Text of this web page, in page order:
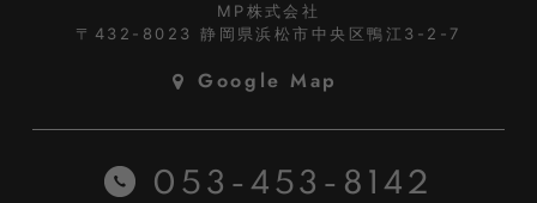
MP株式会社
〒432-8023静岡県浜松市中央区鴨江3-2-7
Google Map
053-453-8142